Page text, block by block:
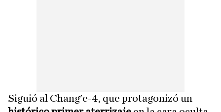
Siguió al Chang'e-4, que protagonizó un